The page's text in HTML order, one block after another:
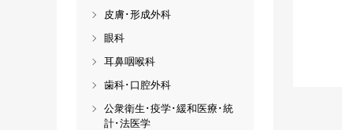
皮膚･形成外科
眼科
耳鼻咽喉科
歯科･口腔外科
公衆衛生･疫学･緩和医療･統
計･法医学